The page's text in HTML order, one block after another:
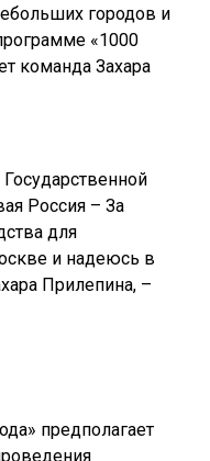
городов и
«1000
команда Захара
Россия – За
для
и надеюсь в
Прилепина, –
предполагает